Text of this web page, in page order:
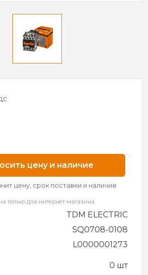
цену и наличие
цену, срок поставки и наличие
только для интернет-магазина
TDM ELECTRIC
SQ0708-0108
L0000001273
0 шт